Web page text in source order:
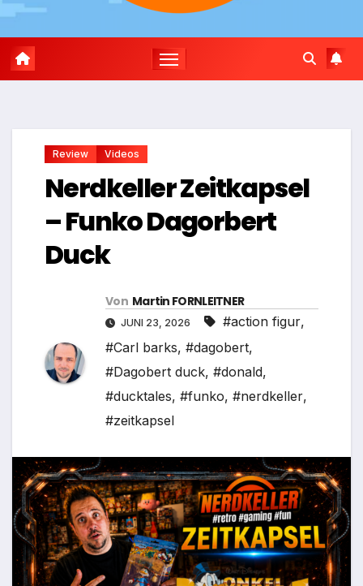
Review Videos
Nerdkeller Zeitkapsel
– Funko Dagorbert
Duck
Von Martin FORNLEITNER
JUNI 23, 2026 #action figur,
#Carl barks, #dagobert,
#Dagobert duck, #donald,
#ducktales, #funko, #nerdkeller,
#zeitkapsel